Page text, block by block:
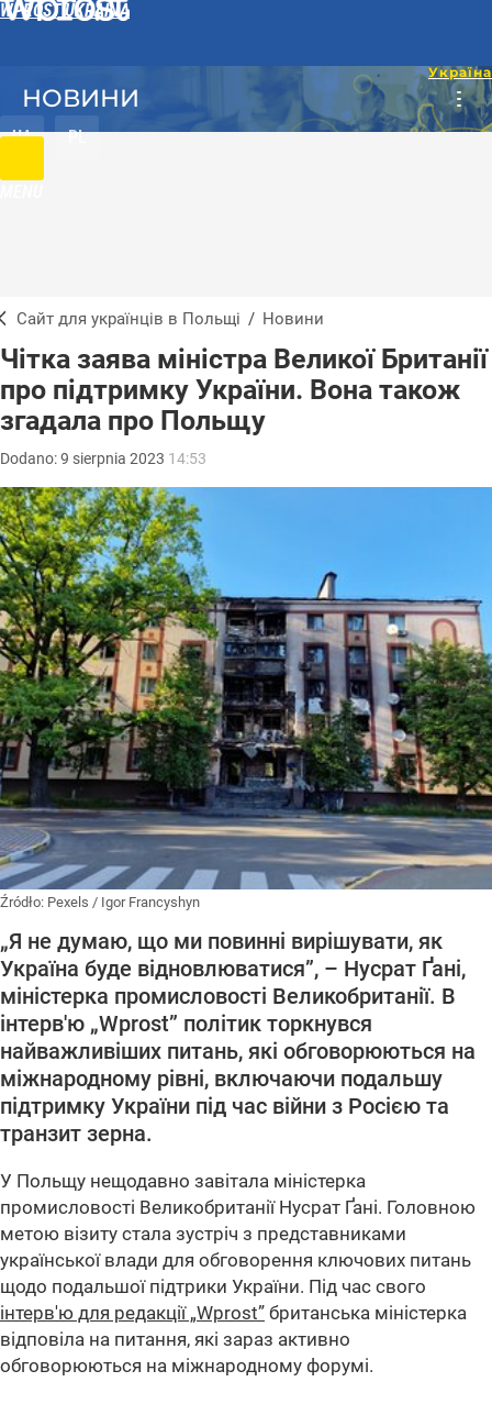
WPROST UKRAINA
UA PL
НОВИНИ
Сайт для українців в Польщі / Новини
Чітка заява міністра Великої Британії
про підтримку України. Вона також
згадала про Польщу
Dodano:9 sierpnia 2023 14:53
Źródło: Pexels / Igor Francyshyn
„Я не думаю, що ми повинні вирішувати, як
Україна буде відновлюватися”, – Нусрат Ґані,
міністерка промисловості Великобританії. В
інтерв'ю „Wprost” політик торкнувся
найважливіших питань, які обговорюються на
міжнародному рівні, включаючи подальшу
підтримку України під час війни з Росією та
транзит зерна.
У Польщу нещодавно завітала міністерка
промисловості Великобританії Нусрат Ґані. Головною
метою візиту стала зустріч з представниками
української влади для обговорення ключових питань
щодо подальшої підтрики України. Під час свого
інтерв'ю для редакції „Wprost” британська міністерка
відповіла на питання, які зараз активно
обговорюються на міжнародному форумі.